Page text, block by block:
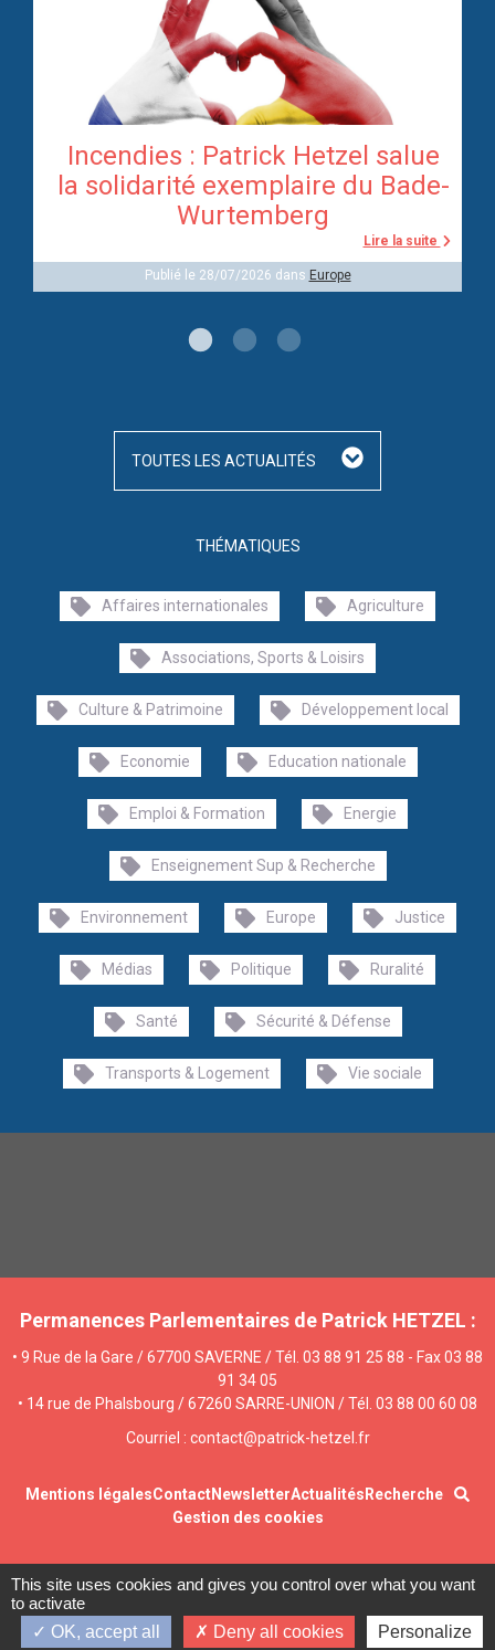
Incendies : Patrick Hetzel salue
la solidarité exemplaire du Bade-
Wurtemberg
Lire la suite
Publié le 28/07/2026 dans Europe
THÉMATIQUES
Affaires internationales Agriculture
Associations, Sports & Loisirs
Culture & Patrimoine Développement local
Economie Education nationale
Emploi & Formation Energie
Enseignement Sup & Recherche
Environnement Europe Justice
Médias Politique Ruralité
Santé Sécurité & Défense
Transports & Logement Vie sociale
TOUTES LES ACTUALITÉS
Permanences Parlementaires de Patrick HETZEL :
• 9 Rue de la Gare / 67700 SAVERNE / Tél. 03 88 91 25 88 - Fax 03 88
91 34 05
• 14 rue de Phalsbourg / 67260 SARRE-UNION / Tél. 03 88 00 60 08
Courriel : contact@patrick-hetzel.fr
Mentions légalesContactNewsletterActualités Recherche
Gestion des cookies
This site uses cookies and gives you control over what you want
to activate
OK, accept all
Deny all cookies Personalize